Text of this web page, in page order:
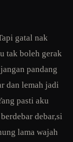
gatal nak
tak boleh gerak
pandang
dan lemah jadi
pasti aku
debar,si
lama wajah